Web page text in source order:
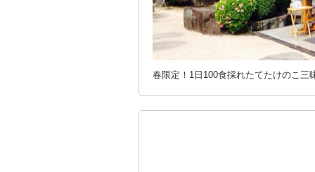
春限定！1日100食採れたてたけのこ三